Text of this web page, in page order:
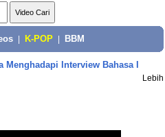
K-POP BBM
Menghadapi Interview Bahasa I
Lebih